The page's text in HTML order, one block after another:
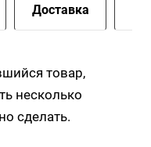
Доставка
товар,
несколько
сделать.